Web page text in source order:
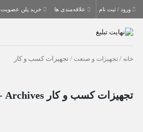
ورود / ثبت نام علاقه‌مندی ها خرید پلن عضویت
خانه /تجهیزات و صنعت / تجهیزات کسب و کار
تجهیزات کسب و کار Archives - نهایت تبلیغ